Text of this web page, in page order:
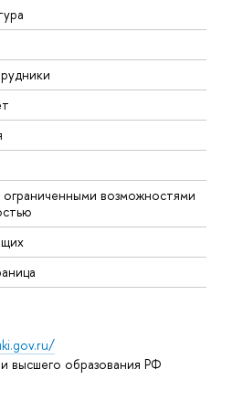
возможностями
высшего образования РФ